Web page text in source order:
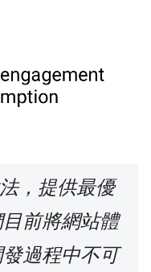
，提供最優
前將網站體
過程中不可